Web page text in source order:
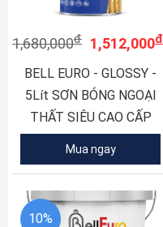
1,680,000đ 1,512,000đ
BELL EURO - GLOSSY -
5Lít SƠN BÓNG NGOẠI
THẤT SIÊU CAO CẤP
Mua ngay
10%